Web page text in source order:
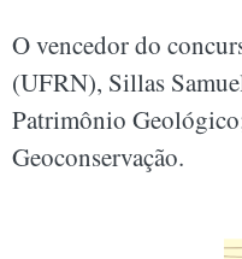
O vencedor do
(UFRN), Sillas
Patrimônio
Geoconservação.